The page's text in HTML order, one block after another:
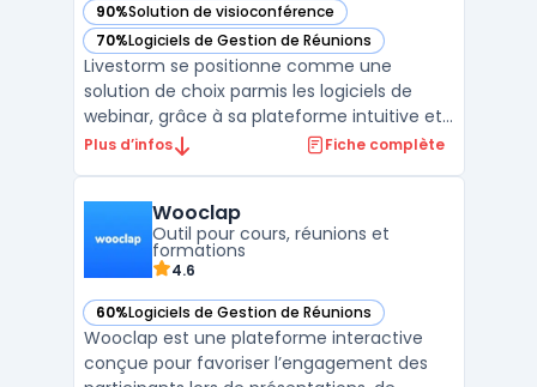
90%Solution de visioconférence
— voir Livestorm dans cette catégorie
70%Logiciels de Gestion de Réunions
— voir Livestorm dans cette catégorie
Livestorm se positionne comme une
solution de choix parmis les logiciels de
webinar, grâce à sa plateforme intuitive et
riche en fonctionnalités, destinée à faciliter
de Livestorm réside dans sa capacité à
engager ...
Plus d’infos Fiche complète
Wooclap
Outil pour cours, réunions et
formations
4.6
60%Logiciels de Gestion de Réunions
— voir Wooclap dans cette catégorie
Wooclap est une plateforme interactive
conçue pour favoriser l’engagement des